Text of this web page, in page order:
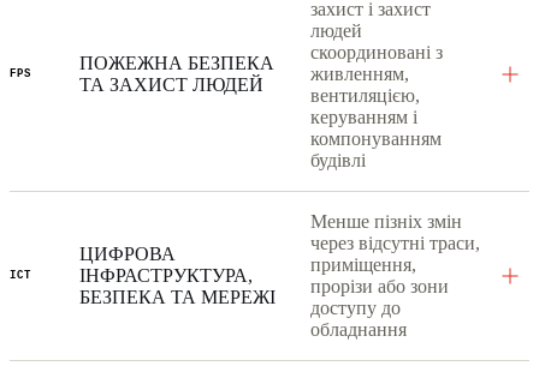
FPS
ПОЖЕЖНА БЕЗПЕКА
ТА ЗАХИСТ ЛЮДЕЙ
захист і захист
людей
скоординовані з
живленням,
вентиляцією,
керуванням і
компонуванням
будівлі
ICT
ЦИФРОВА
ІНФРАСТРУКТУРА,
БЕЗПЕКА ТА МЕРЕЖІ
Менше пізніх змін
через відсутні траси,
приміщення,
прорізи або зони
доступу до
обладнання